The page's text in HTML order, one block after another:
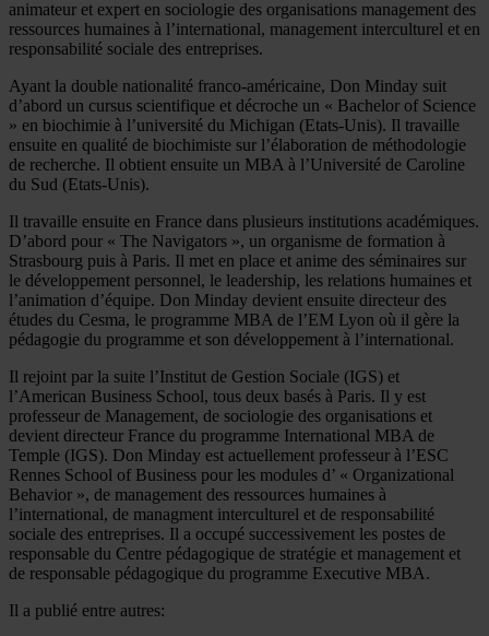
animateur et expert en sociologie des organisations management des
ressources humaines à l’international, management interculturel et en
responsabilité sociale des entreprises.
Ayant la double nationalité franco-américaine, Don Minday suit
d’abord un cursus scientifique et décroche un « Bachelor of Science
» en biochimie à l’université du Michigan (Etats-Unis). Il travaille
ensuite en qualité de biochimiste sur l’élaboration de méthodologie
de recherche. Il obtient ensuite un MBA à l’Université de Caroline
du Sud (Etats-Unis).
Il travaille ensuite en France dans plusieurs institutions académiques.
D’abord pour « The Navigators », un organisme de formation à
Strasbourg puis à Paris. Il met en place et anime des séminaires sur
le développement personnel, le leadership, les relations humaines et
l’animation d’équipe. Don Minday devient ensuite directeur des
études du Cesma, le programme MBA de l’EM Lyon où il gère la
pédagogie du programme et son développement à l’international.
Il rejoint par la suite l’Institut de Gestion Sociale (IGS) et
l’American Business School, tous deux basés à Paris. Il y est
professeur de Management, de sociologie des organisations et
devient directeur France du programme International MBA de
Temple (IGS). Don Minday est actuellement professeur à l’ESC
Rennes School of Business pour les modules d’ « Organizational
Behavior », de management des ressources humaines à
l’international, de managment interculturel et de responsabilité
sociale des entreprises. Il a occupé successivement les postes de
responsable du Centre pédagogique de stratégie et management et
de responsable pédagogique du programme Executive MBA.
Il a publié entre autres: